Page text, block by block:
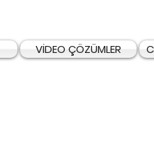
VİDEO ÇÖZÜMLER